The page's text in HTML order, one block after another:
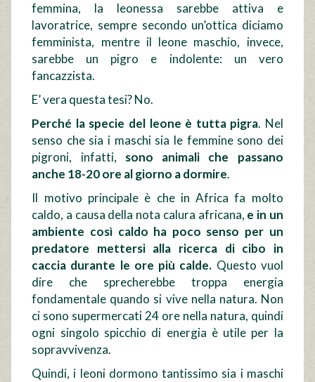
femmina, la leonessa sarebbe attiva e
lavoratrice, sempre secondo un’ottica diciamo
femminista, mentre il leone maschio, invece,
sarebbe un pigro e indolente: un vero
fancazzista.
E’ vera questa tesi? No.
Perché la specie del leone è tutta pigra. Nel
senso che sia i maschi sia le femmine sono dei
pigroni, infatti, sono animali che passano
anche 18-20 ore al giorno a dormire.
Il motivo principale è che in Africa fa molto
caldo, a causa della nota calura africana, e in un
ambiente così caldo ha poco senso per un
predatore mettersi alla ricerca di cibo in
caccia durante le ore più calde. Questo vuol
dire che sprecherebbe troppa energia
fondamentale quando si vive nella natura. Non
ci sono supermercati 24 ore nella natura, quindi
ogni singolo spicchio di energia è utile per la
sopravvivenza.
Quindi, i leoni dormono tantissimo sia i maschi